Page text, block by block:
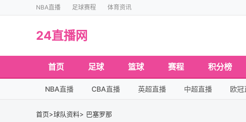
NBA直播 足球赛程 体育资讯
24直播网
首页 足球 篮球 赛程 积分榜
NBA直播 CBA直播 英超直播 中超直播 欧冠
首页>球队资料> 巴塞罗那